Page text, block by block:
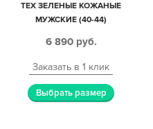
TEX ЗЕЛЕНЫЕ КОЖАНЫЕ
МУЖСКИЕ (40-44)
6 890 руб.
Заказать в 1 клик
Выбрать размер